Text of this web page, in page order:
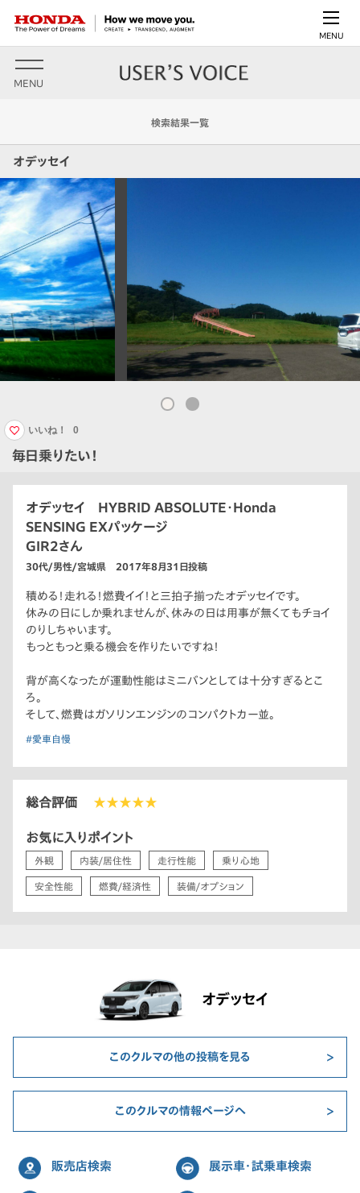
MENU
MENU
検索結果一覧
オデッセイ
毎日乗りたい！
いいね！ 0
オデッセイ HYBRID ABSOLUTE・Honda
SENSING EXパッケージ
GIR2さん
30代/男性/宮城県 2017年8月31日投稿
積める！走れる！燃費イイ！と三拍子揃ったオデッセイです。
休みの日にしか乗れませんが、休みの日は用事が無くてもチョイ
のりしちゃいます。
もっともっと乗る機会を作りたいですね！
背が高くなったが運動性能はミニバンとしては十分すぎるとこ
ろ。
そして、燃費はガソリンエンジンのコンパクトカー並。
#愛車自慢
総合評価 ★★★★★
お気に入りポイント
外観 内装/居住性 走行性能 乗り心地
安全性能 燃費/経済性 装備/オプション
オデッセイ
このクルマの他の投稿を見る
このクルマの情報ページへ
販売店検索 展示車・試乗車検索